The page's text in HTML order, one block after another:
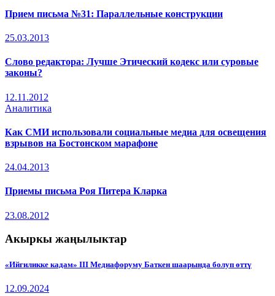
Прием письма №31: Параллельные конструкции
25.03.2013
Слово редактора: Лучше Этический кодекс или суровые
законы?
12.11.2012
Аналитика
Как СМИ использовали социальные медиа для освещения
взрывов на Бостонском марафоне
24.04.2013
Приемы письма Роя Питера Кларка
23.08.2012
Акыркы жаңылыктар
«Ийгиликке кадам» III Медиафоруму Баткен шаарында болуп өттү
12.09.2024